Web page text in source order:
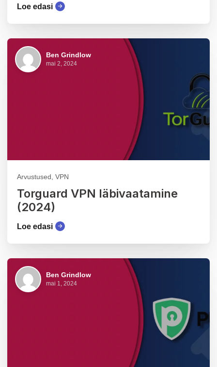
Loe edasi
Ben Grindlow
mai 2, 2024
Arvustused, VPN
Torguard VPN läbivaatamine
(2024)
Loe edasi
Ben Grindlow
mai 1, 2024